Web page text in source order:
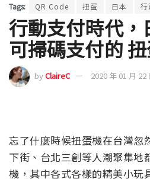
Tags: QR Code 扭蛋 日本 行
行動支付時代，
可掃碼支付的
byClaireC 2020 年 01 月 22
忘了什麼時候扭蛋機在台灣忽
下街、台北三創等人潮聚集地
機，其中各式各樣的精美小玩